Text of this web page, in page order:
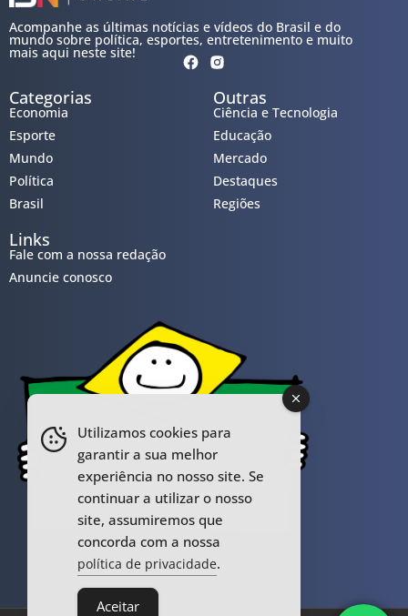
Acompanhe as últimas notícias e vídeos do Brasil e do
mundo sobre política, esportes, entretenimento e muito
mais aqui neste site!
Categorias
Economia
Esporte
Mundo
Política
Brasil
Outras
Ciência e Tecnologia
Educação
Mercado
Destaques
Regiões
Links
Fale com a nossa redação
Anuncie conosco
Utilizamos cookies para
garantir a sua melhor
experiência no nosso site. Se
continuar a utilizar o nosso
site, assumiremos que
concorda com a nossa
política de privacidade.
Aceitar